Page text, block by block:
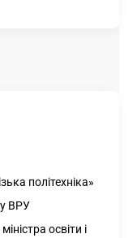
політехніка»
ВРУ
освіти і